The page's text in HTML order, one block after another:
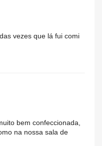
vezes que lá fui comi
bem confeccionada,
na nossa sala de